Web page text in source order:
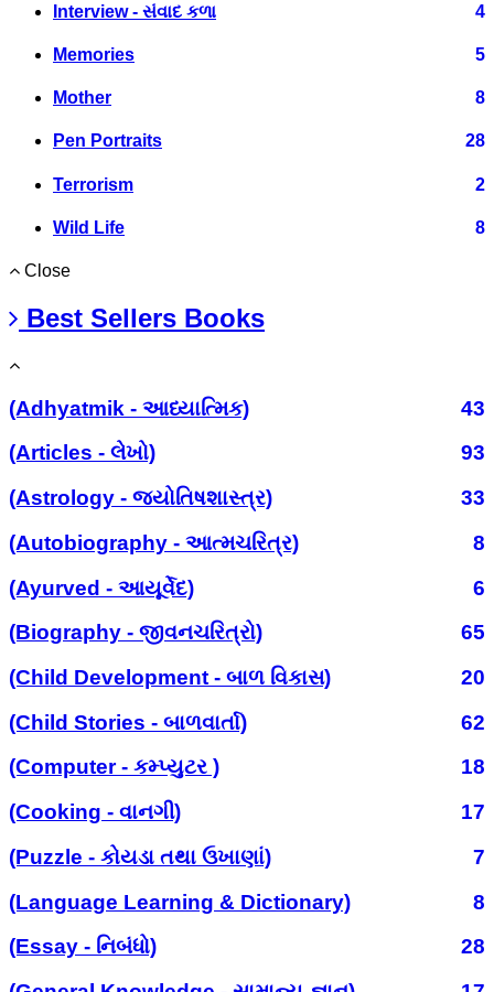
Interview - સંવાદ કળા 4
Memories 5
Mother 8
Pen Portraits 28
Terrorism 2
Wild Life 8
Close
Best Sellers Books
(Adhyatmik - આધ્યાત્મિક)
43
(Articles - લેખો)
93
(Astrology - જ્યોતિષશાસ્ત્ર)
33
(Autobiography - આત્મચરિત્ર)
8
(Ayurved - આયૂર્વેદ)
6
(Biography - જીવનચરિત્રો)
65
(Child Development - બાળ વિકાસ)
20
(Child Stories - બાળવાર્તા)
62
(Computer - કમ્પ્યુટર )
18
(Cooking - વાનગી)
17
(Puzzle - કોયડા તથા ઉખાણાં)
7
(Language Learning & Dictionary)
8
(Essay - નિબંધો)
28